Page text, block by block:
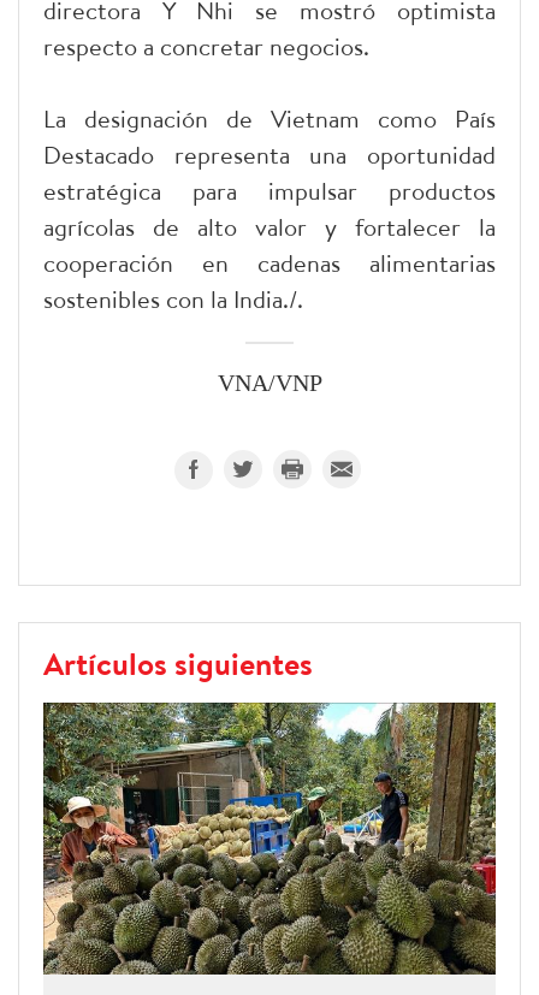
directora Y Nhi se mostró optimista
respecto a concretar negocios.
La designación de Vietnam como País
Destacado representa una oportunidad
estratégica para impulsar productos
agrícolas de alto valor y fortalecer la
cooperación en cadenas alimentarias
sostenibles con la India./.
VNA/VNP
Artículos siguientes